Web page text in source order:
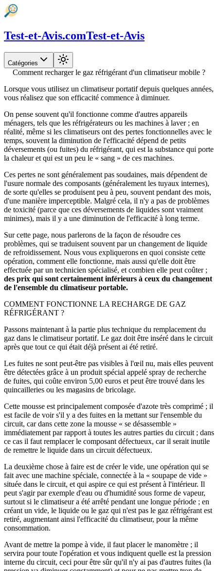
Test-et-Avis.comTest-et-Avis
Catégories
Comment recharger le gaz réfrigérant d'un climatiseur mobile ?
Lorsque vous utilisez un climatiseur portatif depuis quelques années,
vous réalisez que son efficacité commence à diminuer.
On pense souvent qu'il fonctionne comme d'autres appareils
ménagers, tels que les réfrigérateurs ou les machines à laver ; en
réalité, même si les climatiseurs ont des pertes fonctionnelles avec le
temps, souvent la diminution de l'efficacité dépend de petits
déversements (ou fuites) du réfrigérant, qui est la substance qui porte
la chaleur et qui est un peu le « sang » de ces machines.
Ces pertes ne sont généralement pas soudaines, mais dépendent de
l'usure normale des composants (généralement les tuyaux internes),
de sorte qu'elles se produisent peu à peu, souvent pendant des mois,
d'une manière imperceptible. Malgré cela, il n'y a pas de problèmes
de toxicité (parce que ces déversements de liquides sont vraiment
minimes), mais il y a une diminution de l'efficacité à long terme.
Sur cette page, nous parlerons de la façon de résoudre ces
problèmes, qui se traduisent souvent par un changement de liquide
de refroidissement. Nous vous expliquerons en quoi consiste cette
opération, comment elle fonctionne, mais aussi qu'elle doit être
effectuée par un technicien spécialisé, et combien elle peut coûter ;
des prix qui sont certainement inférieurs à ceux du changement
de l'ensemble du climatiseur portable.
COMMENT FONCTIONNE LA RECHARGE DE GAZ
RÉFRIGÉRANT ?
Passons maintenant à la partie plus technique du remplacement du
gaz dans le climatiseur portatif. Le gaz doit être inséré dans le circuit
après que tout ce qui était déjà présent ai été retiré.
Les fuites ne sont peut-être pas visibles à l'œil nu, mais elles peuvent
être détectées grâce à un produit spécial appelé spray de recherche
de fuites, qui coûte environ 5,00 euros et peut être trouvé dans les
quincailleries ou les magasins de bricolage.
Cette mousse est principalement composée d'azote très comprimé ; il
est facile de voir s'il y a des fuites en la mettant sur l'ensemble du
circuit, car dans cette zone la mousse « se désassemble »
immédiatement par rapport à toutes les autres parties du circuit ; dans
ce cas il faut remplacer le composant défectueux, car il serait inutile
de remettre le liquide dans un circuit défectueux.
La deuxième chose à faire est de créer le vide, une opération qui se
fait avec une machine spéciale, connectée à la « soupape de vide »
située dans le circuit, et qui aspire ce qui est présent à l'intérieur. Il
peut s'agir par exemple d'eau ou d'humidité sous forme de vapeur,
surtout si le climatiseur a été arrêté pendant une longue période ; en
créant un vide, le liquide ou le gaz qui n'est pas le gaz réfrigérant est
retiré, augmentant ainsi l'efficacité du climatiseur, pour la même
consommation.
Avant de mettre la pompe à vide, il faut placer le manomètre ; il
servira pour toute l'opération et vous indiquent quelle est la pression
interne du circuit, ceci pour être sûr qu'il n'y ai pas d'autres fuites (la